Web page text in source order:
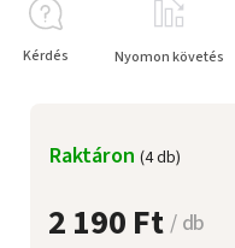
2 190 Ft/ db
Raktáron (4 db)
Kérdés Nyomon követés